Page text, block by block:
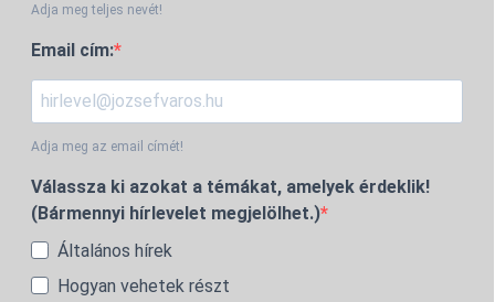
Adja meg teljes nevét!
Email cím:
Adja meg az email címét!
Válassza ki azokat a témákat, amelyek érdeklik!
(Bármennyi hírlevelet megjelölhet.)
Általános hírek
Hogyan vehetek részt